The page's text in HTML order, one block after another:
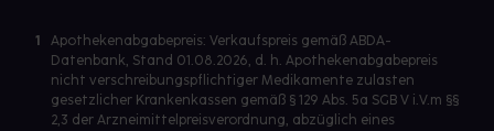
1
Apothekenabgabepreis: Verkaufspreis gemäß ABDA-
Datenbank, Stand 01.08.2026, d. h. Apothekenabgabepreis
nicht verschreibungspflichtiger Medikamente zulasten
gesetzlicher Krankenkassen gemäß § 129 Abs. 5a SGB V i.V.m §§
2,3 der Arzneimittelpreisverordnung, abzüglich eines